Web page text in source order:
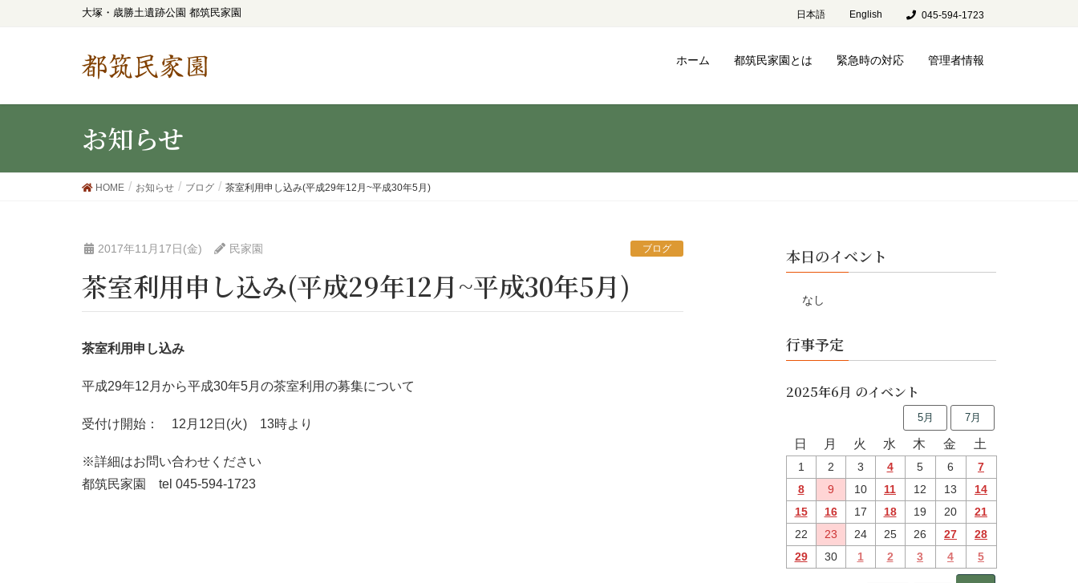
大塚・歳勝土遺跡公園 都筑民家園 日本語 English 045-594-1723
都筑民家園 ホーム 都筑民家園とは 緊急時の対応 管理者情報
お知らせ
HOME お知らせ ブログ 茶室利用申し込み(平成29年12月~平成30年5月)
2017年11月17日(金) 民家園 ブログ
茶室利用申し込み(平成29年12月~平成30年5月)
茶室利用申し込み
平成29年12月から平成30年5月の茶室利用の募集について
受付け開始： 12月12日(火) 13時より
※詳細はお問い合わせください
都筑民家園 tel 045-594-1723
本日のイベント
なし
行事予定
2025年6月 のイベント
5月 7月
日 月 火 水 木 金 土
1 2 3 4 5 6
7
8
9 10 11 12 13
14
15
16 17 18 19 20
21
22
23 24 25 26 27
28
29
30 1 2 3 4 5